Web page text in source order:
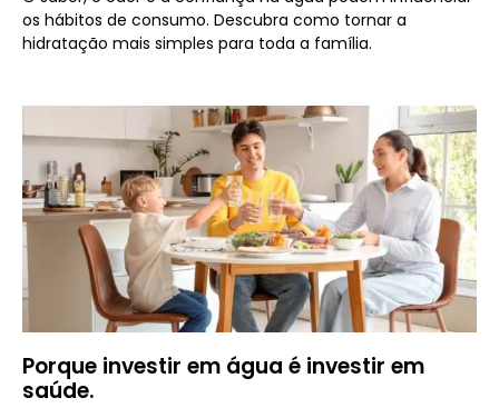
os hábitos de consumo. Descubra como tornar a
hidratação mais simples para toda a família.
Porque investir em água é investir em
saúde.